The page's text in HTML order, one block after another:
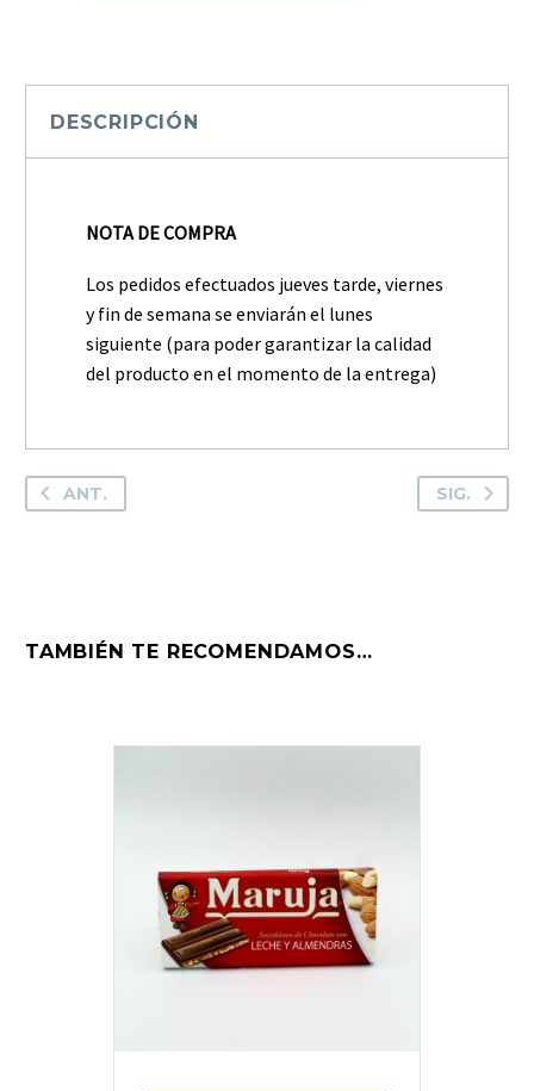
DESCRIPCIÓN
NOTA DE COMPRA
Los pedidos efectuados jueves tarde, viernes
y fin de semana se enviarán el lunes
siguiente (para poder garantizar la calidad
del producto en el momento de la entrega)
ANT. SIG.
TAMBIÉN TE RECOMENDAMOS…